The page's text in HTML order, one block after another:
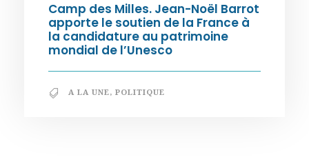
Camp des Milles. Jean-Noël Barrot
apporte le soutien de la France à
la candidature au patrimoine
mondial de l’Unesco
A LA UNE, POLITIQUE